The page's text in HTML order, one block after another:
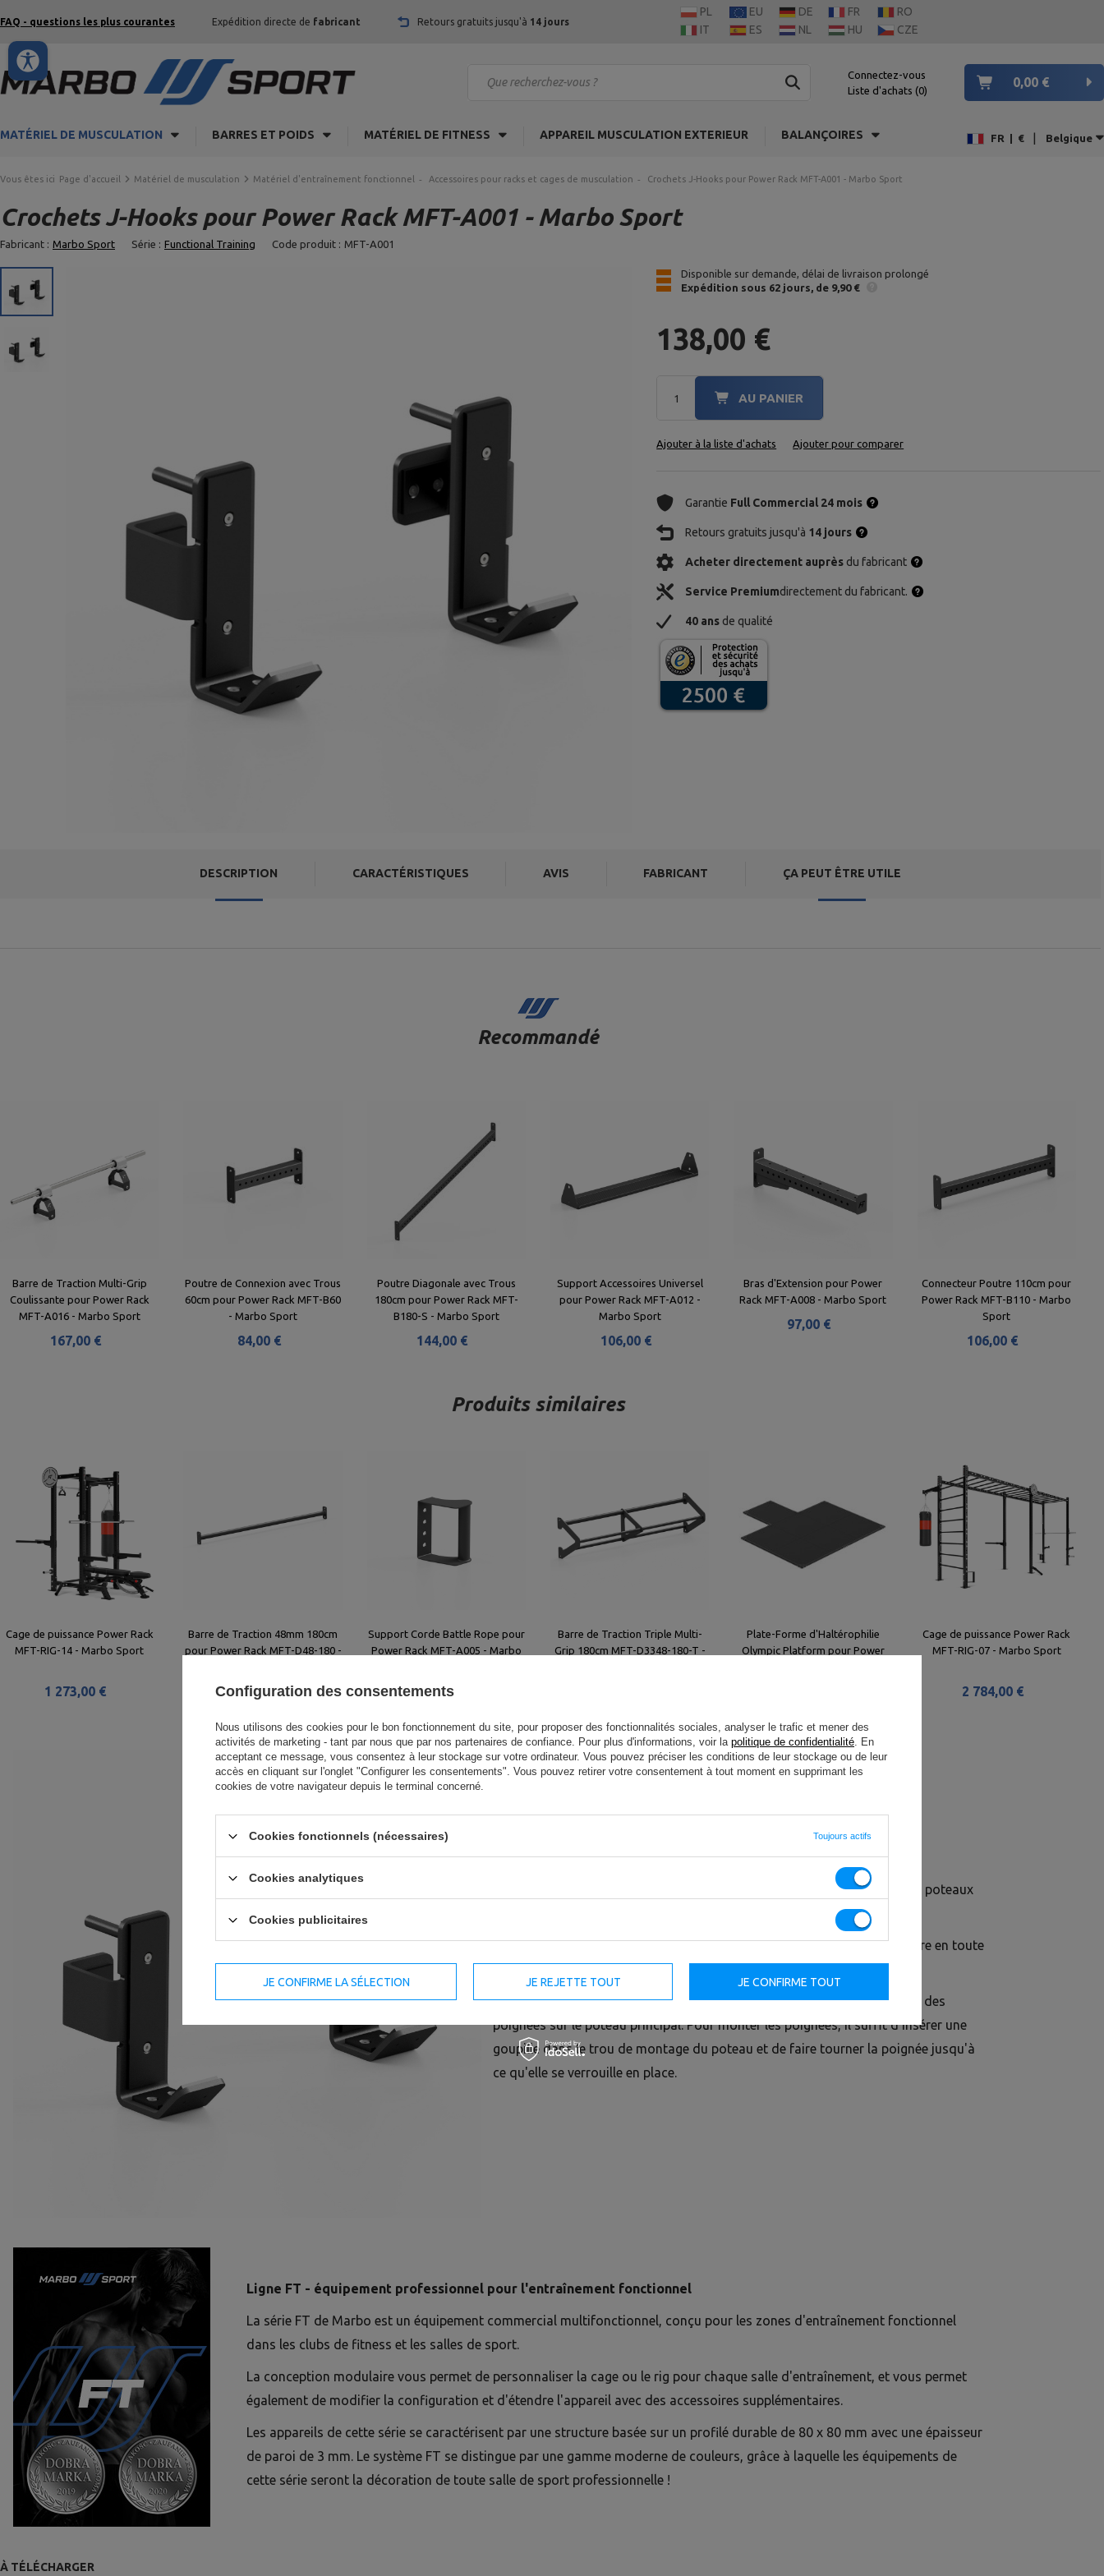
FAQ - questions les plus courantes Expédition directe de fabricant Retours gratuits jusqu'à 14 jours
PL EU DE FR
RO
IT
ES NL HU CZE
Connectez-vous
Liste d'achats 0
0,00 €
MATÉRIEL DE MUSCULATION BARRES ET POIDS MATÉRIEL DE FITNESS APPAREIL MUSCULATION EXTERIEUR BALANÇOIRES FR € | Belgique
Vous êtes ici Page d'accueil Matériel de musculation Matériel d'entraînement fonctionnel Accessoires pour racks et cages de musculation Crochets J-Hooks pour Power Rack MFT-A001 - Marbo Sport
Crochets J-Hooks pour Power Rack MFT-A001 - Marbo Sport
Fabricant : Marbo Sport Série : Functional Training Code produit : MFT-A001
Disponible sur demande, délai de livraison prolongé
Expédition sous 62 jours de 9,90 €
138,00 €
AU PANIER
Ajouter à la liste d'achats Ajouter pour comparer
Garantie Full Commercial 24 mois
Retours gratuits jusqu'à 14 jours
Acheter directement auprès du fabricant
Service Premiumdirectement du fabricant.
40 ans de qualité
DESCRIPTION CARACTÉRISTIQUES AVIS FABRICANT ÇA PEUT ÊTRE UTILE
Recommandé
Barre de Traction Multi-Grip
Coulissante pour Power Rack
MFT-A016 - Marbo Sport
167,00 €
Poutre de Connexion avec Trous
60cm pour Power Rack MFT-B60
- Marbo Sport
84,00 €
Poutre Diagonale avec Trous
180cm pour Power Rack MFT-
B180-S - Marbo Sport
144,00 €
Support Accessoires Universel
pour Power Rack MFT-A012 -
Marbo Sport
106,00 €
Bras d'Extension pour Power
Rack MFT-A008 - Marbo Sport
97,00 €
Connecteur Poutre 110cm pour
Power Rack MFT-B110 - Marbo
Sport
106,00 €
Produits similaires
Cage de puissance Power Rack
MFT-RIG-14 - Marbo Sport
1 273,00 €
Barre de Traction 48mm 180cm
pour Power Rack MFT-D48-180 -
84,00 €
Support Corde Battle Rope pour
Power Rack MFT-A005 - Marbo
52,00 €
Barre de Traction Triple Multi-
Grip 180cm MFT-D3348-180-T -
Plate-Forme d'Haltérophilie
Olympic Platform pour Power
Cage de puissance Power Rack
MFT-RIG-07 - Marbo Sport
2 784,00 €
Les supports d'haltères MFT-A001 sont conçus pour être montés sur les poteaux
des cages et des appareils du système d'entraînement fonctionnel FT.
Grâce à leur contour précis, ils permettent de soulever et de poser la barre en toute
sécurité pendant l'entraînement.
Le système de montage vous permet de modifier rapidement la position des
poignées sur le poteau principal. Pour monter les poignées, il suffit d'insérer une
goupille dans le trou de montage du poteau et de faire tourner la poignée jusqu'à
ce qu'elle se verrouille en place.
Ligne FT - équipement professionnel pour l'entraînement fonctionnel
La série FT de Marbo est un équipement commercial multifonctionnel, conçu pour les zones d'entraînement fonctionnel
dans les clubs de fitness et les salles de sport.
La conception modulaire vous permet de personnaliser la cage ou le rig pour chaque salle d'entraînement, et vous permet
également de modifier la configuration et d'étendre l'appareil avec des accessoires supplémentaires.
Les appareils de cette série se caractérisent par une structure basée sur un profilé durable de 80 x 80 mm avec une épaisseur
de paroi de 3 mm. Le système FT se distingue par une gamme moderne de couleurs, grâce à laquelle les équipements de
cette série seront la décoration de toute salle de sport professionnelle !
À TÉLÉCHARGER
Configuration des consentements
Nous utilisons des cookies pour le bon fonctionnement du site, pour proposer des fonctionnalités sociales, analyser le trafic et mener des
activités de marketing - tant par nous que par nos partenaires de confiance. Pour plus d'informations, voir la politique de confidentialité. En
acceptant ce message, vous consentez à leur stockage sur votre ordinateur. Vous pouvez préciser les conditions de leur stockage ou de leur
accès en cliquant sur l'onglet "Configurer les consentements". Vous pouvez retirer votre consentement à tout moment en supprimant les
cookies de votre navigateur depuis le terminal concerné.
Cookies fonctionnels (nécessaires) Toujours actifs
Cookies analytiques
Cookies publicitaires
JE CONFIRME LA SÉLECTION JE REJETTE TOUT JE CONFIRME TOUT